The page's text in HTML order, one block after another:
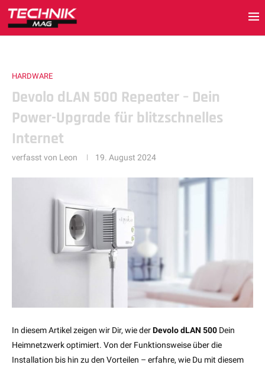
HARDWARE
Devolo dLAN 500 Repeater – Dein
Power-Upgrade für blitzschnelles
Internet
verfasst von Leon 19. August 2024
In diesem Artikel zeigen wir Dir, wie derDevolo dLAN 500 Dein
Heimnetzwerk optimiert. Von der Funktionsweise über die
Installation bis hin zu den Vorteilen – erfahre, wie Du mit diesem